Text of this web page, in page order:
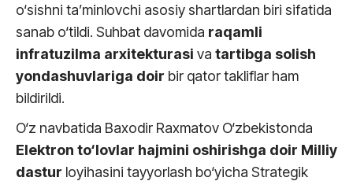
o‘sishni ta’minlovchi asosiy shartlardan biri sifatida
sanab o‘tildi. Suhbat davomida raqamli
infratuzilma arxitekturasi va tartibga solish
yondashuvlariga doir bir qator takliflar ham
bildirildi.
O‘z navbatida Baxodir Raxmatov O‘zbekistonda
Elektron to‘lovlar hajmini oshirishga doir Milliy
dastur loyihasini tayyorlash bo‘yicha Strategik